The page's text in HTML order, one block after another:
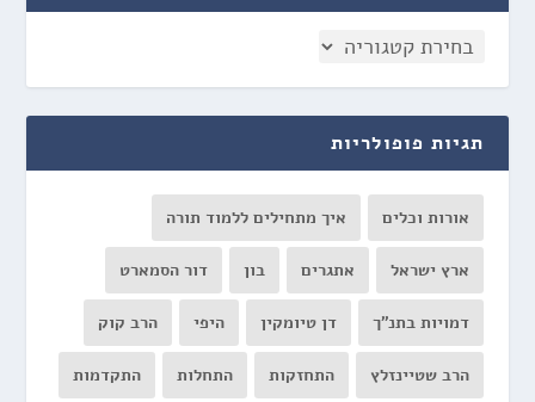
תגיות פופולריות
אורות וכלים איך מתחילים ללמוד תורה
ארץ ישראל אתגרים בון דור הסמארט
דמויות בתנ"ך דן טיומקין היפי הרב קוק
הרב שטיינזלץ התחזקות התחלות התקדמות